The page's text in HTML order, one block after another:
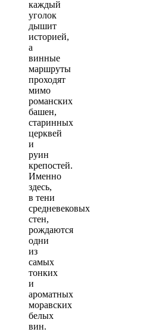
каждый
уголок
дышит
историей,
а
винные
маршруты
проходят
мимо
романских
башен,
старинных
церквей
и
руин
крепостей.
Именно
здесь,
в тени
средневековых
стен,
рождаются
одни
из
самых
тонких
и
ароматных
моравских
белых
вин.